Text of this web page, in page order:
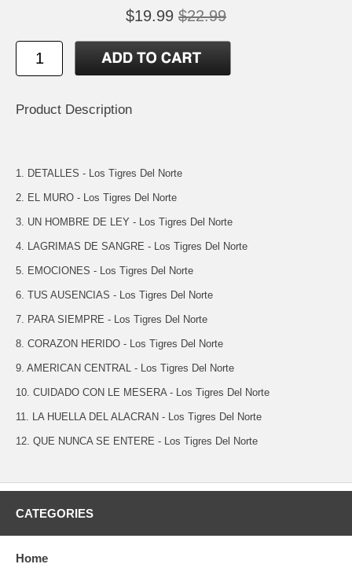
$19.99 $22.99
Product Description
1. DETALLES - Los Tigres Del Norte
2. EL MURO - Los Tigres Del Norte
3. UN HOMBRE DE LEY - Los Tigres Del Norte
4. LAGRIMAS DE SANGRE - Los Tigres Del Norte
5. EMOCIONES - Los Tigres Del Norte
6. TUS AUSENCIAS - Los Tigres Del Norte
7. PARA SIEMPRE - Los Tigres Del Norte
8. CORAZON HERIDO - Los Tigres Del Norte
9. AMERICAN CENTRAL - Los Tigres Del Norte
10. CUIDADO CON LE MESERA - Los Tigres Del Norte
11. LA HUELLA DEL ALACRAN - Los Tigres Del Norte
12. QUE NUNCA SE ENTERE - Los Tigres Del Norte
CATEGORIES
Home